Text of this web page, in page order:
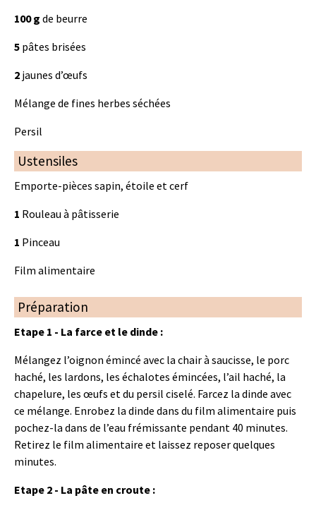
100 g de beurre
5 pâtes brisées
2 jaunes d’œufs
Mélange de fines herbes séchées
Persil
Ustensiles
Emporte-pièces sapin, étoile et cerf
1 Rouleau à pâtisserie
1 Pinceau
Film alimentaire
Préparation
Etape 1 - La farce et le dinde :
Mélangez l’oignon émincé avec la chair à saucisse, le porc
haché, les lardons, les échalotes émincées, l’ail haché, la
chapelure, les œufs et du persil ciselé. Farcez la dinde avec
ce mélange. Enrobez la dinde dans du film alimentaire puis
pochez-la dans de l’eau frémissante pendant 40 minutes.
Retirez le film alimentaire et laissez reposer quelques
minutes.
Etape 2 - La pâte en croute :